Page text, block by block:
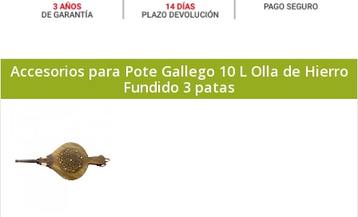
Accesorios para Pote Gallego 10 L Olla de Hierro
Fundido 3 patas